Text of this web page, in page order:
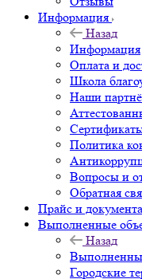
Информация
Назад
Информация
Оплата и
Школа
Наши
Политика
Вопросы и
Обратная
Прайс и
Выполненные
Назад
Городские